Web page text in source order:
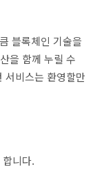
블록체인 기술을
을 함께 누릴 수
서비스는 환영할만
니다.